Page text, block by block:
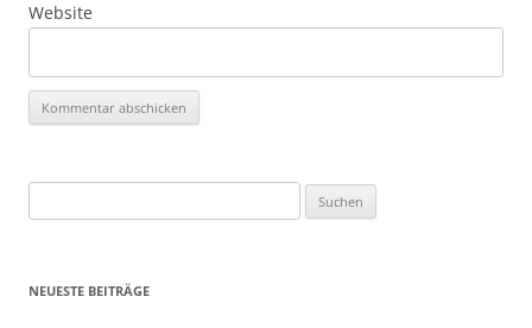
Website
nach:
NEUESTE BEITRÄGE